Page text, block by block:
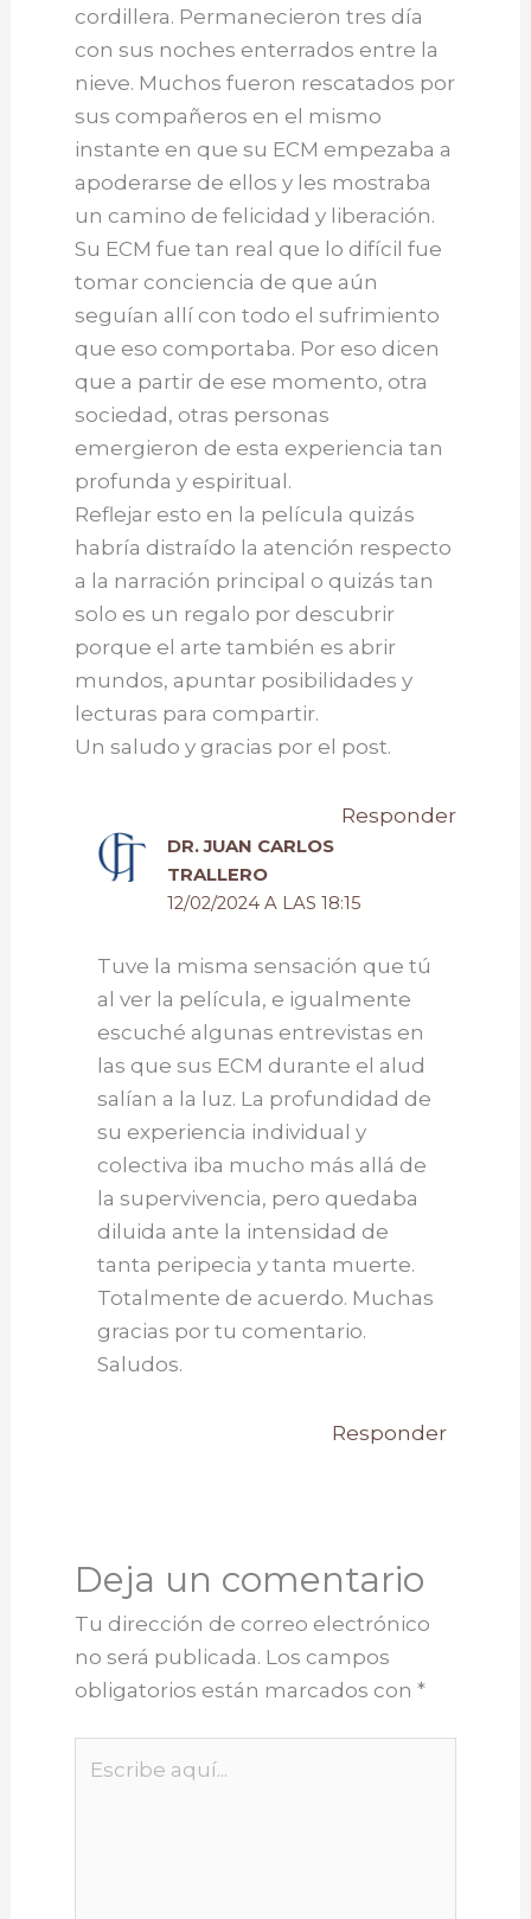
cordillera. Permanecieron tres día
con sus noches enterrados entre la
nieve. Muchos fueron rescatados por
sus compañeros en el mismo
instante en que su ECM empezaba a
apoderarse de ellos y les mostraba
un camino de felicidad y liberación.
Su ECM fue tan real que lo difícil fue
tomar conciencia de que aún
seguían allí con todo el sufrimiento
que eso comportaba. Por eso dicen
que a partir de ese momento, otra
sociedad, otras personas
emergieron de esta experiencia tan
profunda y espiritual.
Reflejar esto en la película quizás
habría distraído la atención respecto
a la narración principal o quizás tan
solo es un regalo por descubrir
porque el arte también es abrir
mundos, apuntar posibilidades y
lecturas para compartir.
Un saludo y gracias por el post.
Responder
DR. JUAN CARLOS
TRALLERO
12/02/2024 A LAS 18:15
Tuve la misma sensación que tú
al ver la película, e igualmente
escuché algunas entrevistas en
las que sus ECM durante el alud
salían a la luz. La profundidad de
su experiencia individual y
colectiva iba mucho más allá de
la supervivencia, pero quedaba
diluida ante la intensidad de
tanta peripecia y tanta muerte.
Totalmente de acuerdo. Muchas
gracias por tu comentario.
Saludos.
Responder
Deja un comentario
Tu dirección de correo electrónico
no será publicada. Los campos
obligatorios están marcados con *